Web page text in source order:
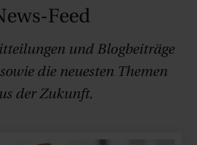
Feed
und Blogbeiträge
die neuesten Themen
der Zukunft.